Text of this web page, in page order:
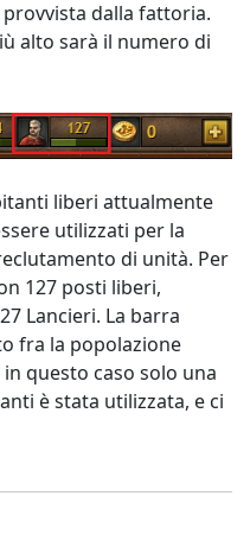
dalla fattoria.
alto sarà il numero di
liberi attualmente
utilizzati per la
di unità. Per
127 posti liberi,
Lancieri. La barra
fra la popolazione
questo caso solo una
è stata utilizzata, e ci